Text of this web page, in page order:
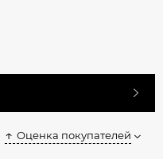
Оценка покупателей